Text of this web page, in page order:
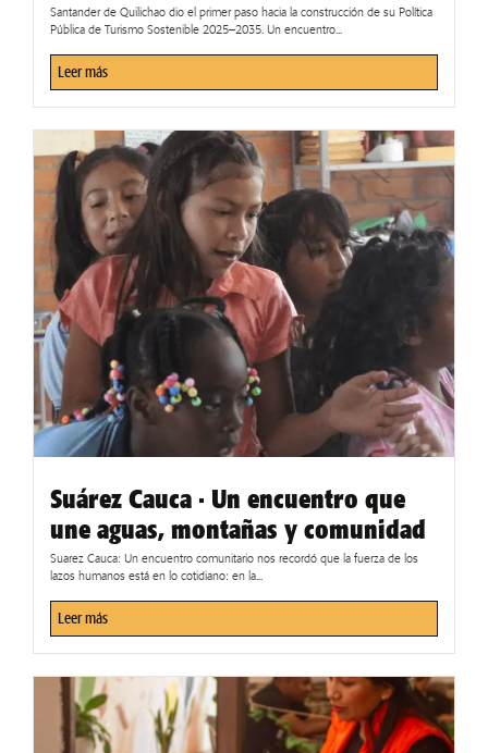
Santander de Quilichao dio el primer paso hacia la construcción de su Política
Pública de Turismo Sostenible 2025–2035. Un encuentro...
Leer más
Suárez Cauca · Un encuentro que
une aguas, montañas y comunidad
Suarez Cauca: Un encuentro comunitario nos recordó que la fuerza de los
lazos humanos está en lo cotidiano: en la...
Leer más